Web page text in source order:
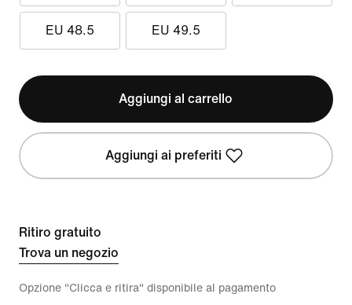
EU 48.5 EU 49.5
Aggiungi al carrello
Aggiungi ai preferiti
Ritiro gratuito
Trova un negozio
Opzione "Clicca e ritira" disponibile al pagamento